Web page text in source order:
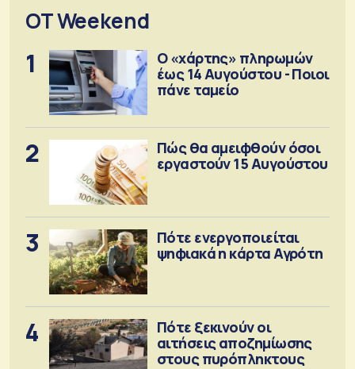
OT Weekend
1
Ο «χάρτης» πληρωμών
έως 14 Αυγούστου - Ποιοι
πάνε ταμείο
2
Πώς θα αμειφθούν όσοι
εργαστούν 15 Αυγούστου
3
Πότε ενεργοποιείται
ψηφιακά η κάρτα Αγρότη
4
Πότε ξεκινούν οι
αιτήσεις αποζημίωσης
στους πυρόπληκτους